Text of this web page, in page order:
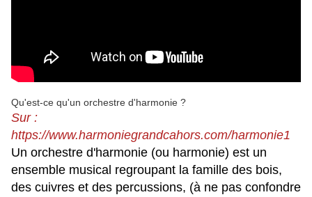
Qu'est-ce qu'un orchestre d'harmonie​ ?
Sur :
https://www.harmoniegrandcahors.com/harmonie1
Un orchestre d'harmonie (ou harmonie) est un
ensemble musical regroupant la famille des bois,
des cuivres et des percussions, (à ne pas confondre